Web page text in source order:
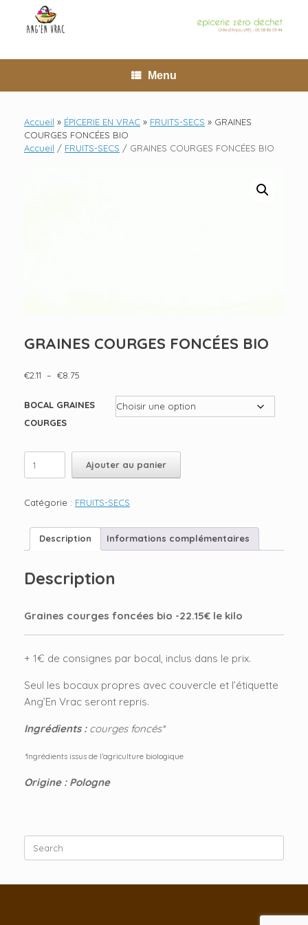
content
Menu
Accueil » ÉPICERIE EN VRAC » FRUITS-SECS » GRAINES
COURGES FONCÉES BIO
Accueil / FRUITS-SECS / GRAINES COURGES FONCÉES BIO
GRAINES COURGES FONCÉES BIO
€2.11 – €8.75
prix :
BOCAL GRAINES
COURGES
FONCÉES
Ajouter au panier
Catégorie : FRUITS-SECS
Description Informations complémentaires
Description
Graines courges foncées bio -22.15€ le kilo
+ 1€ de consignes par bocal, inclus dans le prix.
Seul les bocaux propres avec couvercle et l’étiquette
Ang’En Vrac seront repris.
Ingrédients : courges foncés*
*Ingrédients issus de l’agriculture biologique
Origine : Pologne
for: